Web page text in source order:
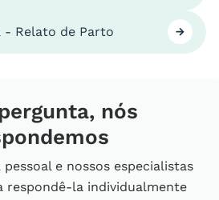
- Relato de Parto
nós
e nossos especialistas
respondê-la individualmente